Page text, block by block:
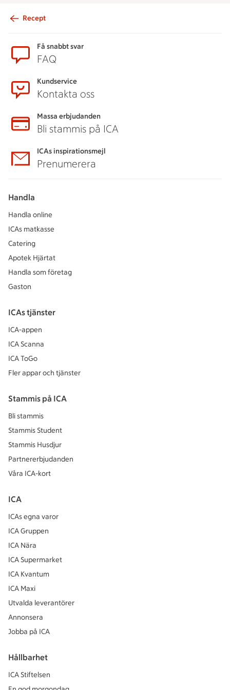
Recept
Få snabbt svar
FAQ
Kundservice
Kontakta oss
Massa erbjudanden
Bli stammis på ICA
ICAs inspirationsmejl
Prenumerera
Handla
Handla online
ICAs matkasse
Catering
Apotek Hjärtat
Handla som företag
Gaston
ICAs tjänster
ICA-appen
ICA Scanna
ICA ToGo
Fler appar och tjänster
Stammis på ICA
Bli stammis
Stammis Student
Stammis Husdjur
Partnererbjudanden
Våra ICA-kort
ICA
ICAs egna varor
ICA Gruppen
ICA Nära
ICA Supermarket
ICA Kvantum
ICA Maxi
Utvalda leverantörer
Annonsera
Jobba på ICA
Hållbarhet
ICA Stiftelsen